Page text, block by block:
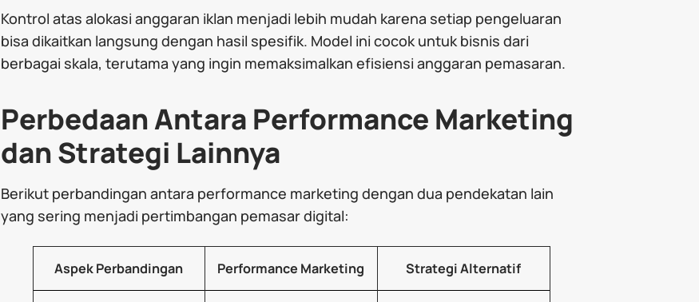
Kontrol atas alokasi anggaran iklan menjadi lebih mudah karena setiap pengeluaran
bisa dikaitkan langsung dengan hasil spesifik. Model ini cocok untuk bisnis dari
berbagai skala, terutama yang ingin memaksimalkan efisiensi anggaran pemasaran.
Perbedaan Antara Performance Marketing
dan Strategi Lainnya
Berikut perbandingan antara performance marketing dengan dua pendekatan lain
yang sering menjadi pertimbangan pemasar digital:
Aspek Perbandingan Performance Marketing Strategi Alternatif